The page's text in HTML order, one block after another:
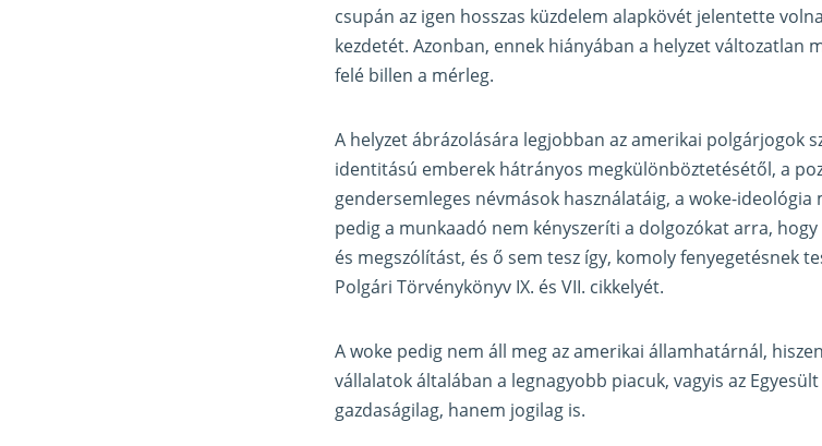
csupán az igen hosszas küzdelem alapkövét jelentette
kezdetét. Azonban, ennek hiányában a helyzet változatlan
felé billen a mérleg.
A helyzet ábrázolására legjobban az amerikai polgárjogok
identitású emberek hátrányos megkülönböztetésétől, a
gendersemleges névmások használatáig, a woke-
pedig a munkaadó nem kényszeríti a dolgozókat arra,
és megszólítást, és ő sem tesz így, komoly fenyegetésnek
Polgári Törvénykönyv IX. és VII. cikkelyét.
A woke pedig nem áll meg az amerikai államhatárnál,
vállalatok általában a legnagyobb piacuk, vagyis az
gazdaságilag, hanem jogilag is.